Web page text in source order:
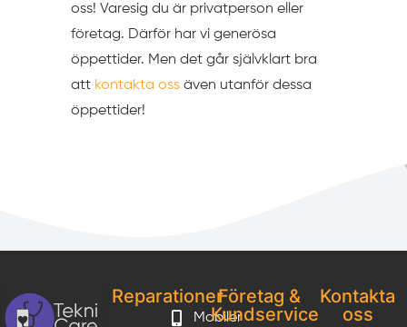
oss! Varesig du är privatperson eller
företag. Därför har vi generösa
öppettider. Men det går självklart bra
att kontakta ossäven utanför dessa
öppettider!
Reparationer
Mobiler
Företag &
Kundservice
Kontakta
oss